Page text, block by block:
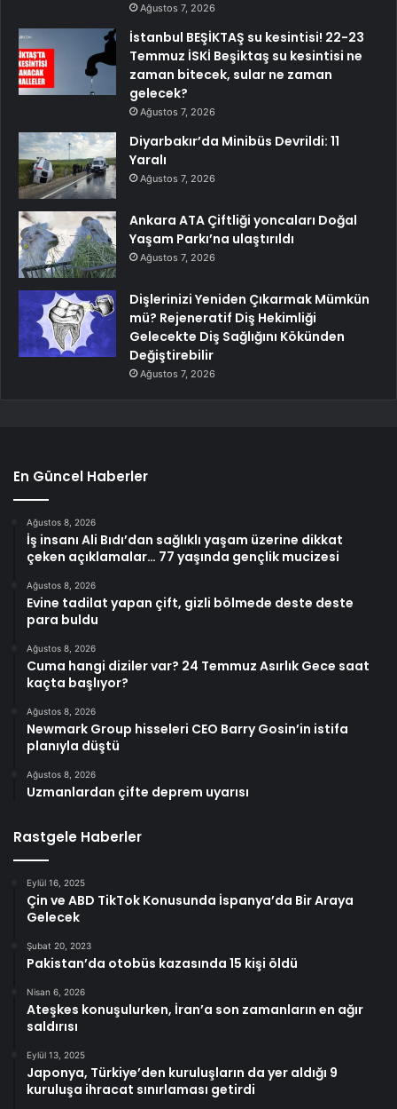
Ağustos 7, 2026
İstanbul BEŞİKTAŞ su kesintisi! 22-23
Temmuz İSKİ Beşiktaş su kesintisi ne
zaman bitecek, sular ne zaman
gelecek?
Ağustos 7, 2026
Diyarbakır’da Minibüs Devrildi: 11
Yaralı
Ağustos 7, 2026
Ankara ATA Çiftliği yoncaları Doğal
Yaşam Parkı’na ulaştırıldı
Ağustos 7, 2026
Dişlerinizi Yeniden Çıkarmak Mümkün
mü? Rejeneratif Diş Hekimliği
Gelecekte Diş Sağlığını Kökünden
Değiştirebilir
Ağustos 7, 2026
En Güncel Haberler
Ağustos 8, 2026
İş insanı Ali Bıdı’dan sağlıklı yaşam üzerine dikkat
çeken açıklamalar… 77 yaşında gençlik mucizesi
Ağustos 8, 2026
Evine tadilat yapan çift, gizli bölmede deste deste
para buldu
Ağustos 8, 2026
Cuma hangi diziler var? 24 Temmuz Asırlık Gece saat
kaçta başlıyor?
Ağustos 8, 2026
Newmark Group hisseleri CEO Barry Gosin’in istifa
planıyla düştü
Ağustos 8, 2026
Uzmanlardan çifte deprem uyarısı
Rastgele Haberler
Eylül 16, 2025
Çin ve ABD TikTok Konusunda İspanya’da Bir Araya
Gelecek
Şubat 20, 2023
Pakistan’da otobüs kazasında 15 kişi öldü
Nisan 6, 2026
Ateşkes konuşulurken, İran’a son zamanların en ağır
saldırısı
Eylül 13, 2025
Japonya, Türkiye’den kuruluşların da yer aldığı 9
kuruluşa ihracat sınırlaması getirdi